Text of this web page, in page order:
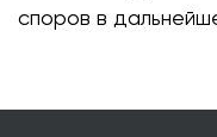
споров в